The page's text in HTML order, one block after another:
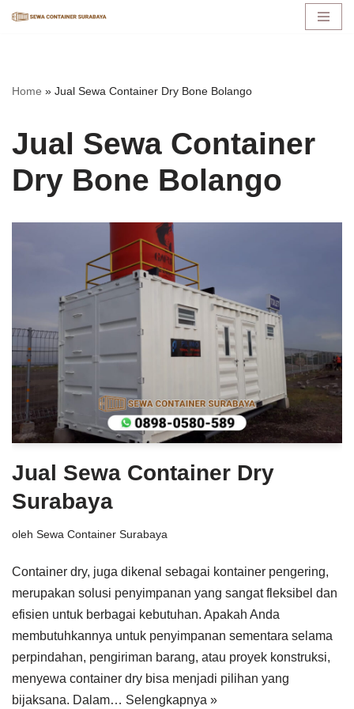
konten
Home » Jual Sewa Container Dry Bone Bolango
Jual Sewa Container
Dry Bone Bolango
Jual Sewa Container Dry
Surabaya
oleh Sewa Container Surabaya
Container dry, juga dikenal sebagai kontainer pengering,
merupakan solusi penyimpanan yang sangat fleksibel dan
efisien untuk berbagai kebutuhan. Apakah Anda
membutuhkannya untuk penyimpanan sementara selama
perpindahan, pengiriman barang, atau proyek konstruksi,
menyewa container dry bisa menjadi pilihan yang
bijaksana. Dalam… Selengkapnya »